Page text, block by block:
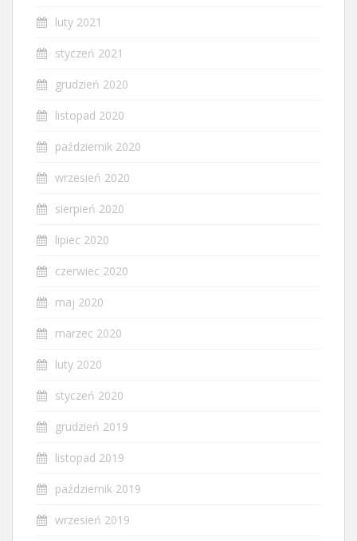
luty 2021
styczeń 2021
grudzień 2020
listopad 2020
październik 2020
wrzesień 2020
sierpień 2020
lipiec 2020
czerwiec 2020
maj 2020
marzec 2020
luty 2020
styczeń 2020
grudzień 2019
listopad 2019
październik 2019
wrzesień 2019